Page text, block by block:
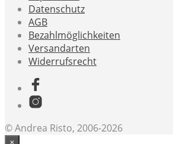
Datenschutz
AGB
Bezahlmöglichkeiten
Versandarten
Widerrufsrecht
© Andrea Risto, 2006-2026
×